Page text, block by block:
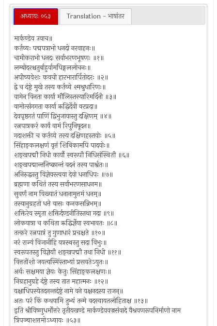
अध्यायः ०५३ Translation - भाषांतर
मार्कण्डेय उवाच॥
कर्तव्यः पद्मपत्राभो धनदो नरवाहनः॥
चामीकराभो धनदः सर्वाभरणभूषणः ॥१॥
लम्बोदरश्चतुर्बाहुर्वामपिङ्गललोचनः॥
अपीच्यवेशः कवची हारभारार्पितोदरः ॥२॥
द्वे च दंष्ट्रे मुखे तस्य कर्तव्ये श्मश्रुधारिणः॥
वामेन विनता कार्या मौलिस्तस्यारिमर्दिनी ॥३॥
वामोत्संगगता कार्या ऋद्धिर्देवी वरप्रदा॥
देवपृष्ठगतं पाणिं द्विभुजायास्तु दक्षिणम् ॥४॥
रत्नपात्रकरं कार्यं वामं रिपुनिषूदन॥
गदाशक्ती च कर्तव्ये तस्य दक्षिणहस्तयोः ॥५॥
सिंहाङ्कलक्षणं वृत्तं शिबिकामपि पादयोः॥
शङ्खपद्मौ निधी कार्यौ स्वरूपौ निधिसंस्थितौ ॥६॥
शङ्खपद्मान्तनिष्क्रान्तं वदनं तस्य पार्श्वतः॥
अनिरुद्धस्तु विज्ञेयस्त्वया देवो धनाधिपः ॥७॥
ब्रह्मणा कथितं तस्य सर्वाभरणसाधनम॥
सुवर्णं नाम विख्यातं धनानामुत्तमं धनम्॥
तस्यानुग्रहतो धत्ते वासः कनकसन्निभम्॥
शक्तिरेव स्मृता शक्तिर्दण्डनीतिस्तथा गदा ॥९॥
लोकयात्रा च कथिता ऋद्धिर्ज्ञेया स्वभावतः ॥८॥
तत्करे रत्नपात्रं तु गुणाधारं प्रचक्षते ॥१०॥
नरं राज्यं विजानीहि यत्रस्थस्तु सदा विभुः॥
स्वरूपतस्तु विज्ञेयौ शङ्खपद्मौ तथा निधी ॥११॥
वित्ततोंशो जयत्यस्मिंस्ताभ्यां प्रसवतेऽयुतः॥
अर्थः सक्षमया ज्ञेयः केतुः सिंहाङ्कलक्षणः॥
निग्रहानुग्रहे दंष्ट्रे तस्य तात महात्मनः ॥१२॥
यक्षाधिपस्येतदनन्तदंष्ट्रं नामे वने यक्षनदस्य राजन्॥
अतः परं किं कथयामि तुभ्यं तन्मे वदस्वायतलोहिताक्ष ॥१३॥
इति श्रीविष्णुधर्मोत्तरे तृतीयखण्डे मार्कण्डेयवज्रसंवादे वैश्रवणरूपनिर्माणो नाम
त्रिपञ्चाशत्तमोऽध्यायः ॥५३॥